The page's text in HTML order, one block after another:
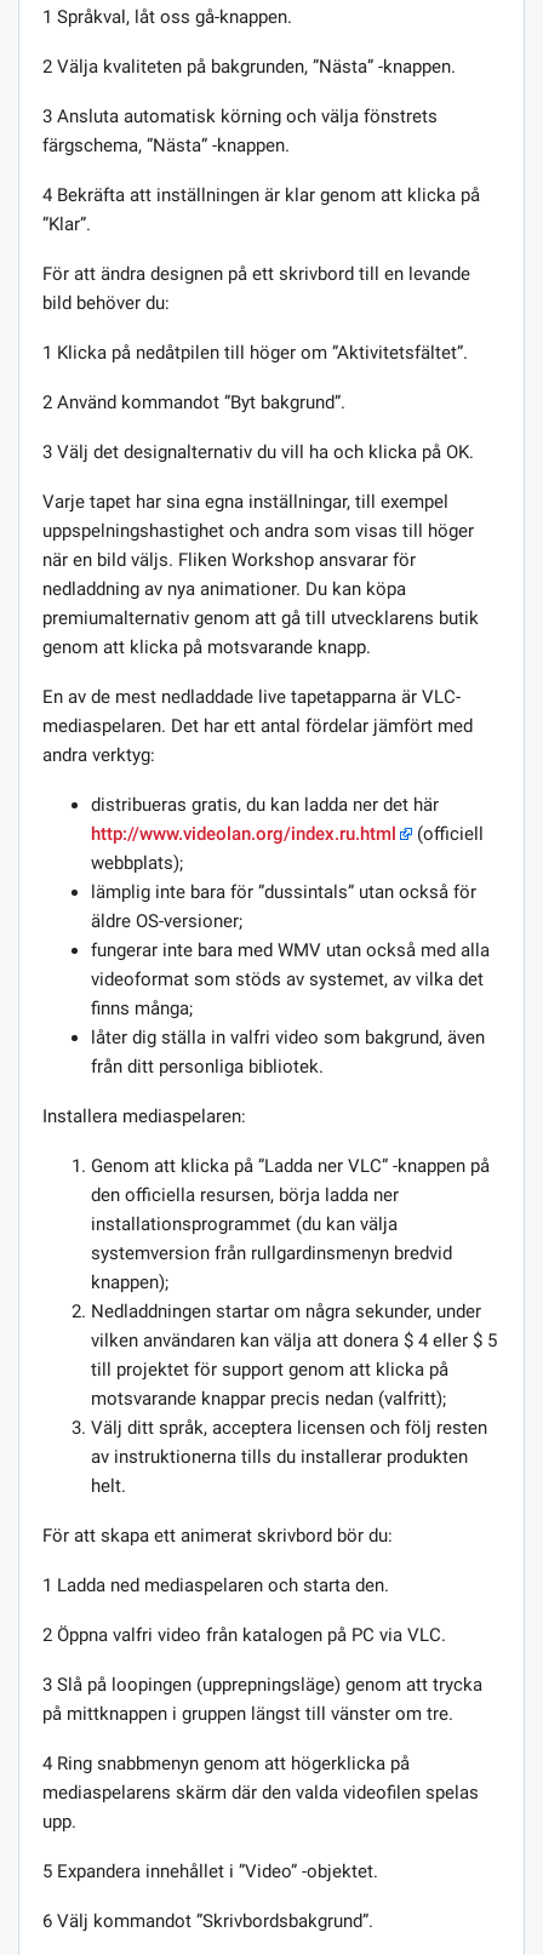
1 Språkval, låt oss gå-knappen.
2 Välja kvaliteten på bakgrunden, ”Nästa” -knappen.
3 Ansluta automatisk körning och välja fönstrets
färgschema, ”Nästa” -knappen.
4 Bekräfta att inställningen är klar genom att klicka på
”Klar”.
För att ändra designen på ett skrivbord till en levande
bild behöver du:
1 Klicka på nedåtpilen till höger om ”Aktivitetsfältet”.
2 Använd kommandot ”Byt bakgrund”.
3 Välj det designalternativ du vill ha och klicka på OK.
Varje tapet har sina egna inställningar, till exempel
uppspelningshastighet och andra som visas till höger
när en bild väljs. Fliken Workshop ansvarar för
nedladdning av nya animationer. Du kan köpa
premiumalternativ genom att gå till utvecklarens butik
genom att klicka på motsvarande knapp.
En av de mest nedladdade live tapetapparna är VLC-
mediaspelaren. Det har ett antal fördelar jämfört med
andra verktyg:
distribueras gratis, du kan ladda ner det här
http://www.videolan.org/index.ru.html
(officiell
webbplats);
lämplig inte bara för ”dussintals” utan också för
äldre OS-versioner;
fungerar inte bara med WMV utan också med alla
videoformat som stöds av systemet, av vilka det
finns många;
låter dig ställa in valfri video som bakgrund, även
från ditt personliga bibliotek.
Installera mediaspelaren:
Genom att klicka på ”Ladda ner VLC” -knappen på
den officiella resursen, börja ladda ner
installationsprogrammet (du kan välja
systemversion från rullgardinsmenyn bredvid
knappen);
Nedladdningen startar om några sekunder, under
vilken användaren kan välja att donera $ 4 eller $ 5
till projektet för support genom att klicka på
motsvarande knappar precis nedan (valfritt);
Välj ditt språk, acceptera licensen och följ resten
av instruktionerna tills du installerar produkten
helt.
För att skapa ett animerat skrivbord bör du:
1 Ladda ned mediaspelaren och starta den.
2 Öppna valfri video från katalogen på PC via VLC.
3 Slå på loopingen (upprepningsläge) genom att trycka
på mittknappen i gruppen längst till vänster om tre.
4 Ring snabbmenyn genom att högerklicka på
mediaspelarens skärm där den valda videofilen spelas
upp.
5 Expandera innehållet i ”Video” -objektet.
6 Välj kommandot ”Skrivbordsbakgrund”.